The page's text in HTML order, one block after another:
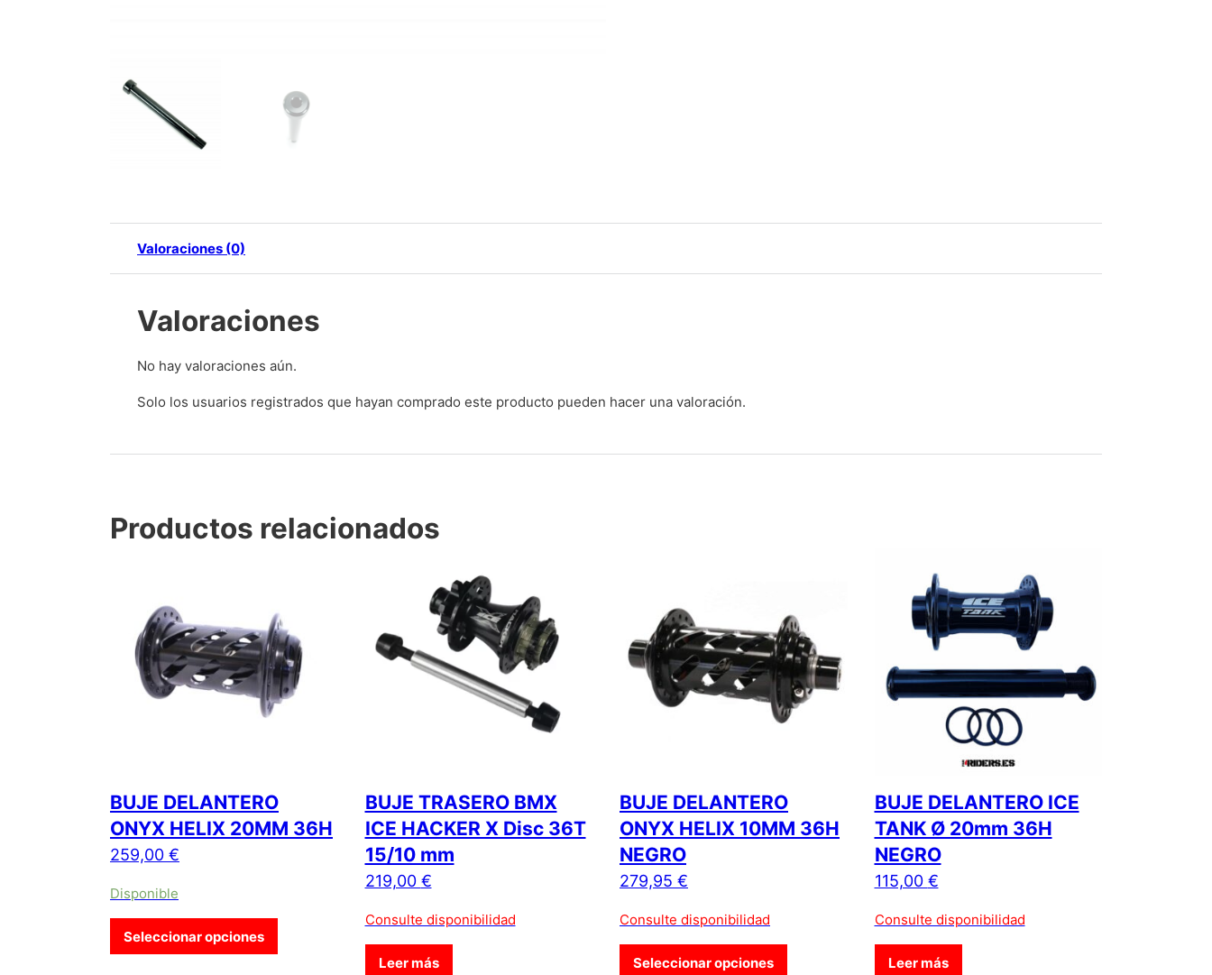
Valoraciones (0)
Valoraciones
No hay valoraciones aún.
Solo los usuarios registrados que hayan comprado este producto pueden hacer una valoración.
Productos relacionados
BUJE DELANTERO
ONYX HELIX 20MM 36H
259,00 €
Disponible
Seleccionar opciones Este producto tiene múltiples variantes. Las opciones se pueden elegir en la página de producto
BUJE TRASERO BMX
ICE HACKER X Disc 36T
15/10 mm
219,00 €
Consulte disponibilidad
Leer más
BUJE DELANTERO
ONYX HELIX 10MM 36H
NEGRO
279,95 €
Consulte disponibilidad
Seleccionar opciones Este producto tiene múltiples variantes. Las opciones se pueden
BUJE DELANTERO ICE
TANK Ø 20mm 36H
NEGRO
115,00 €
Consulte disponibilidad
Leer más